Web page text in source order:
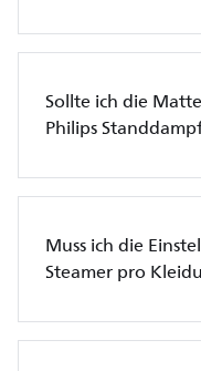
Sollte ich die
Philips
Muss ich die
Steamer pro